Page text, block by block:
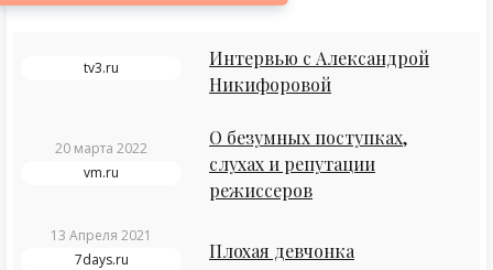
tv3.ru
Интервью с Александрой
Никифоровой
20 марта 2022
vm.ru
О безумных поступках,
слухах и репутации
режиссеров
13 Апреля 2021
7days.ru
Плохая девчонка